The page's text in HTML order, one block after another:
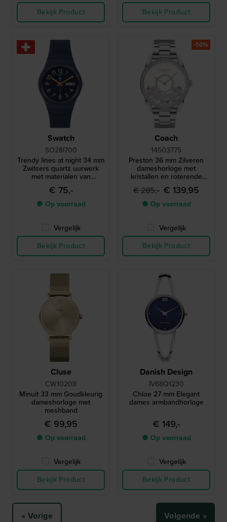
Bekijk Product
Bekijk Product
Swatch
SO28I700
Trendy lines at night 34 mm
Zwitsers quartz uurwerk
met materialen van
biologische oorsprong
€ 75,-
● Op voorraad
Vergelijk
Bekijk Product
Coach
14503775
Preston 36 mm Zilveren
dameshorloge met
kristallen en roterende
bloem wijzerplaat
€ 285,- € 139,95
● Op voorraad
Vergelijk
Bekijk Product
-50%
Cluse
CW10208
Minuit 33 mm Goudkleurig
dameshorloge met
meshband
€ 99,95
● Op voorraad
Vergelijk
Bekijk Product
Danish Design
IV68Q1230
Chloe 27 mm Elegant
dames armbandhorloge
€ 149,-
● Op voorraad
Vergelijk
Bekijk Product
« Vorige Volgende »